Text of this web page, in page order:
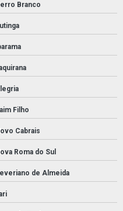
Branco
Filho
Cabrais
Roma do Sul
de Almeida